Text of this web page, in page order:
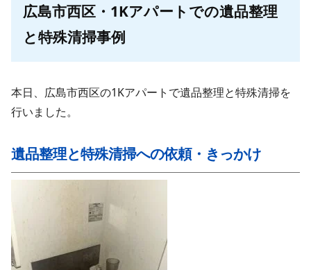
広島市西区・1Kアパートでの遺品整理
と特殊清掃事例
本日、広島市西区の1Kアパートで遺品整理と特殊清掃を
行いました。
遺品整理と特殊清掃への依頼・きっかけ